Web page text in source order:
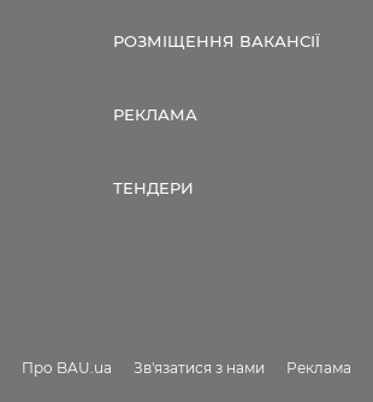
РОЗМІЩЕННЯ ВАКАНСІЇ
РЕКЛАМА
ТЕНДЕРИ
Про BAU.ua Зв'язатися з нами Реклама